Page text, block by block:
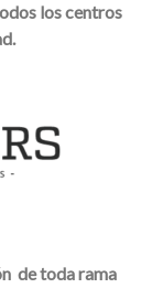
los centros
de toda rama